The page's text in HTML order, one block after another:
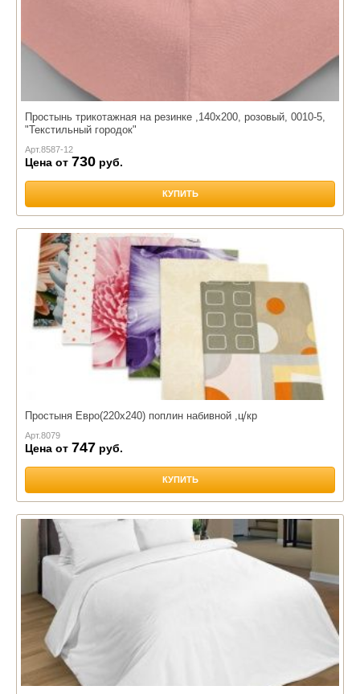
Простынь трикотажная на резинке ,140х200, розовый, 0010-5,
"Текстильный городок"
Арт.8587-12
Цена от 730 руб.
КУПИТЬ
Простыня Евро(220х240) поплин набивной ,ц/кр
Арт.8079
Цена от 747 руб.
КУПИТЬ